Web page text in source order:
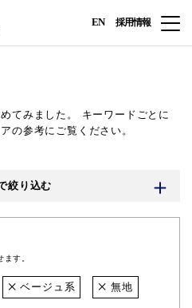
EN 採用情報
てみました。
キーワードごとに
の参考にご覧ください。
絞り込む
す。
ベージュ系 無地